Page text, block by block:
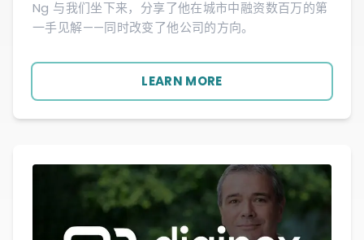
Ng 与我们坐下来，分享了他在城市中融资数百万的第
一手见解——同时改变了他公司的方向。
LEARN MORE